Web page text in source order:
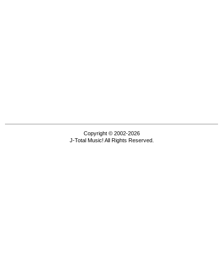
Copyright © 2002-2026
J-Total Music! All Rights Reserved.